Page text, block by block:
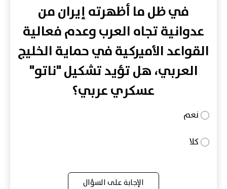
في ظل ما أظهرته إيران من
عدوانية تجاه العرب وعدم فعالية
القواعد الأميركية في حماية الخليج
العربي، هل تؤيد تشكيل "ناتو"
عسكري عربي؟
نعم
كلا
الإجابة على السؤال